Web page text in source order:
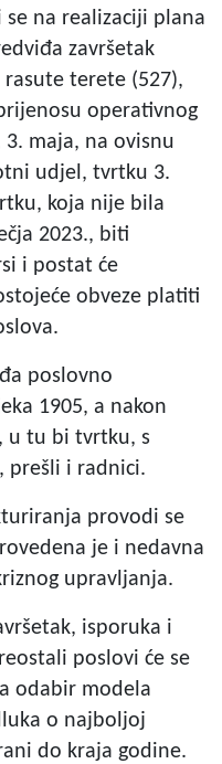
na realizaciji plana
završetak
rasute terete (527),
operativnog
maja, na ovisnu
udjel, tvrtku 3.
koja nije bila
2023., biti
i postat će
obveze platiti
poslovno
1905, a nakon
u tu bi tvrtku, s
prešli i radnici.
provodi se
je i nedavna
upravljanja.
isporuka i
poslovi će se
odabir modela
o najboljoj
do kraja godine.